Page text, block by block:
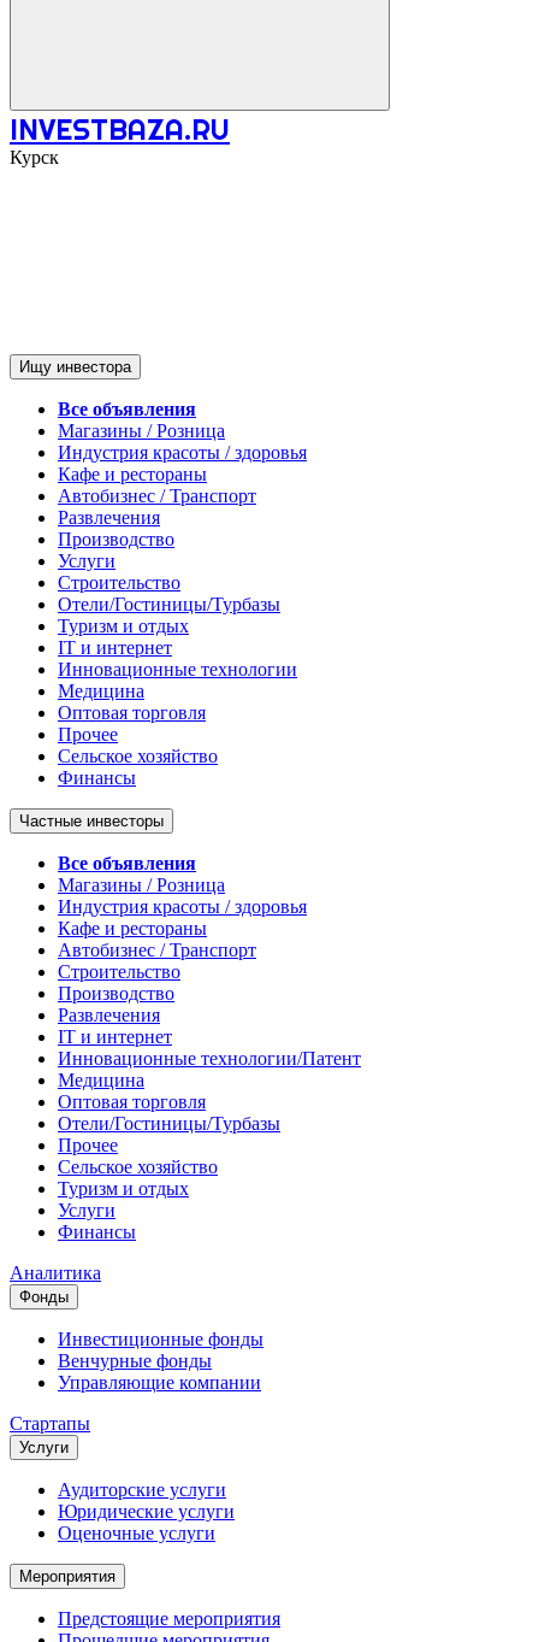
INVESTBAZA.RU
Курск
Ищу инвестора
Все объявления
Магазины / Розница
Индустрия красоты / здоровья
Кафе и рестораны
Автобизнес / Транспорт
Развлечения
Производство
Услуги
Строительство
Отели/Гостиницы/Турбазы
Туризм и отдых
IT и интернет
Инновационные технологии
Медицина
Оптовая торговля
Прочее
Сельское хозяйство
Финансы
Частные инвесторы
Все объявления
Магазины / Розница
Индустрия красоты / здоровья
Кафе и рестораны
Автобизнес / Транспорт
Строительство
Производство
Развлечения
IT и интернет
Инновационные технологии/Патент
Медицина
Оптовая торговля
Отели/Гостиницы/Турбазы
Прочее
Сельское хозяйство
Туризм и отдых
Услуги
Финансы
Аналитика
Фонды
Инвестиционные фонды
Венчурные фонды
Управляющие компании
Стартапы
Услуги
Аудиторские услуги
Юридические услуги
Оценочные услуги
Мероприятия
Предстоящие мероприятия